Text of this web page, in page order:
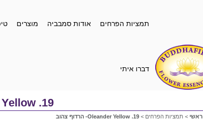
תמציות הפרחים אודות סמבביה מוצרים
דברו איתי
19. Oleander Yellow- הרדוף צהוב
ראשי > תמציות הפרחים > 19. Oleander Yellow- הרדוף צהוב